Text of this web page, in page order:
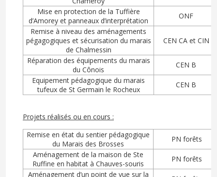
Mise en protection de la Tuffière
d’Amorey et panneaux d’interprétation
ONF
Remise à niveau des aménagements
pégagogiques et sécurisation du marais
de Chalmessin
CEN CA et CIN
Réparation des équipements du marais
du Cônois
CEN B
Equipement pédagogique du marais
tufeux de St Germain le Rocheux
CEN B
Projets réalisés ou en cours :
Remise en état du sentier pédagogique
du Marais des Brosses
PN forêts
Aménagement de la maison de Ste
Ruffine en habitat à Chauves-souris
PN forêts
Aménagement d’un point de vue sur la